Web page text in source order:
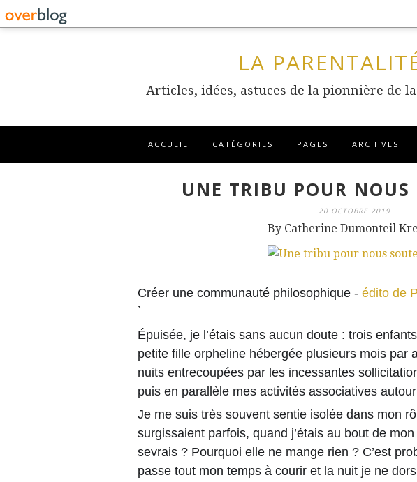
LA
Articles, idées, astuces de la pionnière de
ACCUEIL CATÉGORIES PAGES ARCHIVES
UNE TRIBU POUR NOUS
20 OCTOBRE 2019
By Catherine Dumonteil
Créer une communauté philosophique - édito de
`
Épuisée, je l’étais sans aucun doute : trois
petite fille orpheline hébergée plusieurs mois par
nuits entrecoupées par les incessantes
puis en parallèle mes activités associatives
Je me suis très souvent sentie isolée dans mon
surgissaient parfois, quand j’étais au bout de
sevrais ? Pourquoi elle ne mange rien ? C’est
passe tout mon temps à courir et la nuit je ne